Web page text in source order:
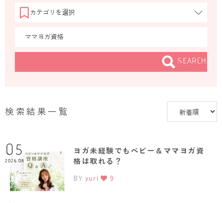
SEARCH
検索結果一覧
05
2026.08
ヨガ未経験でもベビー＆ママヨガ資
格は取れる？
BY yuri 9